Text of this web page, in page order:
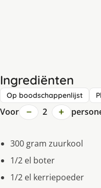
Ingrediënten
Op boodschappenlijst
Voor − 2 +
300 gram zuurkool
1/2 el boter
1/2 el kerriepoeder